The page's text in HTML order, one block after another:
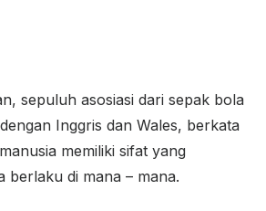
sepuluh asosiasi dari sepak bola
Inggris dan Wales, berkata
memiliki sifat yang
berlaku di mana – mana.